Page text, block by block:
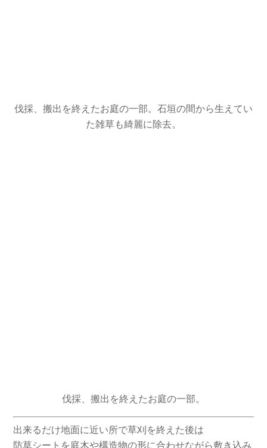
伐採、搬出を終えたお庭の一部。石垣の間から生えてい
た雑草も綺麗に除去。
伐採、搬出を終えたお庭の一部。
出来るだけ地面に近い所で草刈を終えた後は
防草シートを庭木や構造物の形に合わせながら敷き込み